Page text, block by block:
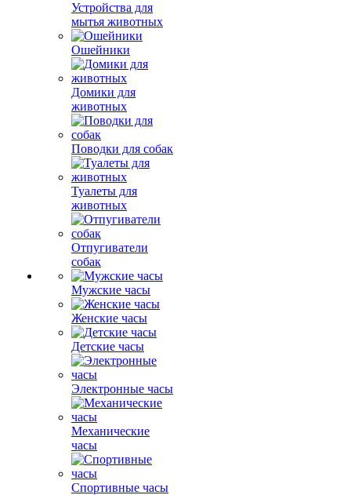
Устройства для
мытья животных
Ошейники
Домики для
животных
Поводки для собак
Туалеты для
животных
Отпугиватели
собак
Мужские часы
Женские часы
Детские часы
Электронные часы
Механические
часы
Спортивные часы